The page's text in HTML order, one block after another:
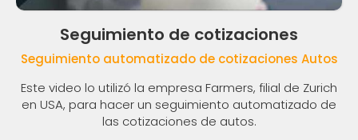
Seguimiento de cotizaciones
Seguimiento automatizado de cotizaciones Autos
Este video lo utilizó la empresa Farmers, filial de Zurich
en USA, para hacer un seguimiento automatizado de
las cotizaciones de autos.